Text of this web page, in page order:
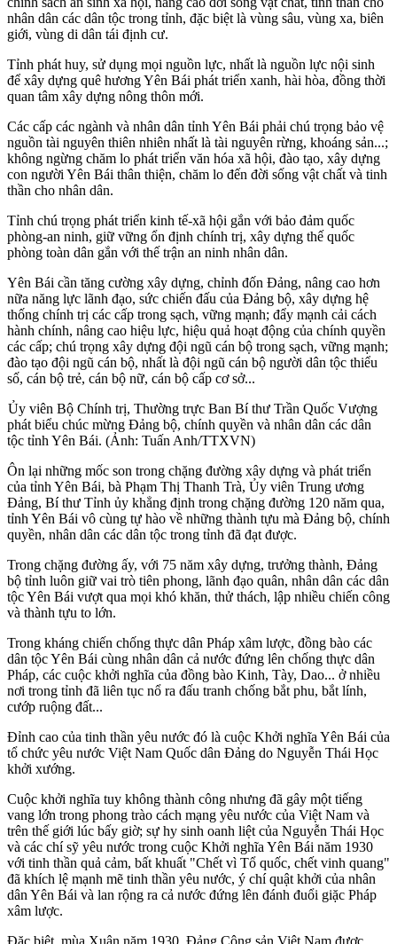
nhân dân các dân tộc trong tỉnh, đặc biệt là vùng sâu, vùng xa, biên
giới, vùng di dân tái định cư.
Tỉnh phát huy, sử dụng mọi nguồn lực, nhất là nguồn lực nội sinh
để xây dựng quê hương Yên Bái phát triển xanh, hài hòa, đồng thời
quan tâm xây dựng nông thôn mới.
Các cấp các ngành và nhân dân tỉnh Yên Bái phải chú trọng bảo vệ
nguồn tài nguyên thiên nhiên nhất là tài nguyên rừng, khoáng sản...;
không ngừng chăm lo phát triển văn hóa xã hội, đào tạo, xây dựng
con người Yên Bái thân thiện, chăm lo đến đời sống vật chất và tinh
thần cho nhân dân.
Tỉnh chú trọng phát triển kinh tế-xã hội gắn với bảo đảm quốc
phòng-an ninh, giữ vững ổn định chính trị, xây dựng thế quốc
phòng toàn dân gắn với thế trận an ninh nhân dân.
Yên Bái cần tăng cường xây dựng, chỉnh đốn Đảng, nâng cao hơn
nữa năng lực lãnh đạo, sức chiến đấu của Đảng bộ, xây dựng hệ
thống chính trị các cấp trong sạch, vững mạnh; đẩy mạnh cải cách
hành chính, nâng cao hiệu lực, hiệu quả hoạt động của chính quyền
các cấp; chú trọng xây dựng đội ngũ cán bộ trong sạch, vững mạnh;
đào tạo đội ngũ cán bộ, nhất là đội ngũ cán bộ người dân tộc thiểu
số, cán bộ trẻ, cán bộ nữ, cán bộ cấp cơ sở...
Ủy viên Bộ Chính trị, Thường trực Ban Bí thư Trần Quốc Vượng
phát biểu chúc mừng Đảng bộ, chính quyền và nhân dân các dân
tộc tỉnh Yên Bái. (Ảnh: Tuấn Anh/TTXVN)
Ôn lại những mốc son trong chặng đường xây dựng và phát triển
của tỉnh Yên Bái, bà Phạm Thị Thanh Trà, Ủy viên Trung ương
Đảng, Bí thư Tỉnh ủy khẳng định trong chặng đường 120 năm qua,
tỉnh Yên Bái vô cùng tự hào về những thành tựu mà Đảng bộ, chính
quyền, nhân dân các dân tộc trong tỉnh đã đạt được.
Trong chặng đường ấy, với 75 năm xây dựng, trưởng thành, Đảng
bộ tỉnh luôn giữ vai trò tiên phong, lãnh đạo quân, nhân dân các dân
tộc Yên Bái vượt qua mọi khó khăn, thử thách, lập nhiều chiến công
và thành tựu to lớn.
Trong kháng chiến chống thực dân Pháp xâm lược, đồng bào các
dân tộc Yên Bái cùng nhân dân cả nước đứng lên chống thực dân
Pháp, các cuộc khởi nghĩa của đồng bào Kinh, Tày, Dao... ở nhiều
nơi trong tỉnh đã liên tục nổ ra đấu tranh chống bắt phu, bắt lính,
cướp ruộng đất...
Đỉnh cao của tinh thần yêu nước đó là cuộc Khởi nghĩa Yên Bái của
tổ chức yêu nước Việt Nam Quốc dân Đảng do Nguyễn Thái Học
khởi xướng.
Cuộc khởi nghĩa tuy không thành công nhưng đã gây một tiếng
vang lớn trong phong trào cách mạng yêu nước của Việt Nam và
trên thế giới lúc bấy giờ; sự hy sinh oanh liệt của Nguyễn Thái Học
và các chí sỹ yêu nước trong cuộc Khởi nghĩa Yên Bái năm 1930
với tinh thần quả cảm, bất khuất "Chết vì Tổ quốc, chết vinh quang"
đã khích lệ mạnh mẽ tinh thần yêu nước, ý chí quật khởi của nhân
dân Yên Bái và lan rộng ra cả nước đứng lên đánh đuổi giặc Pháp
xâm lược.
Đặc biệt, mùa Xuân năm 1930, Đảng Cộng sản Việt Nam được